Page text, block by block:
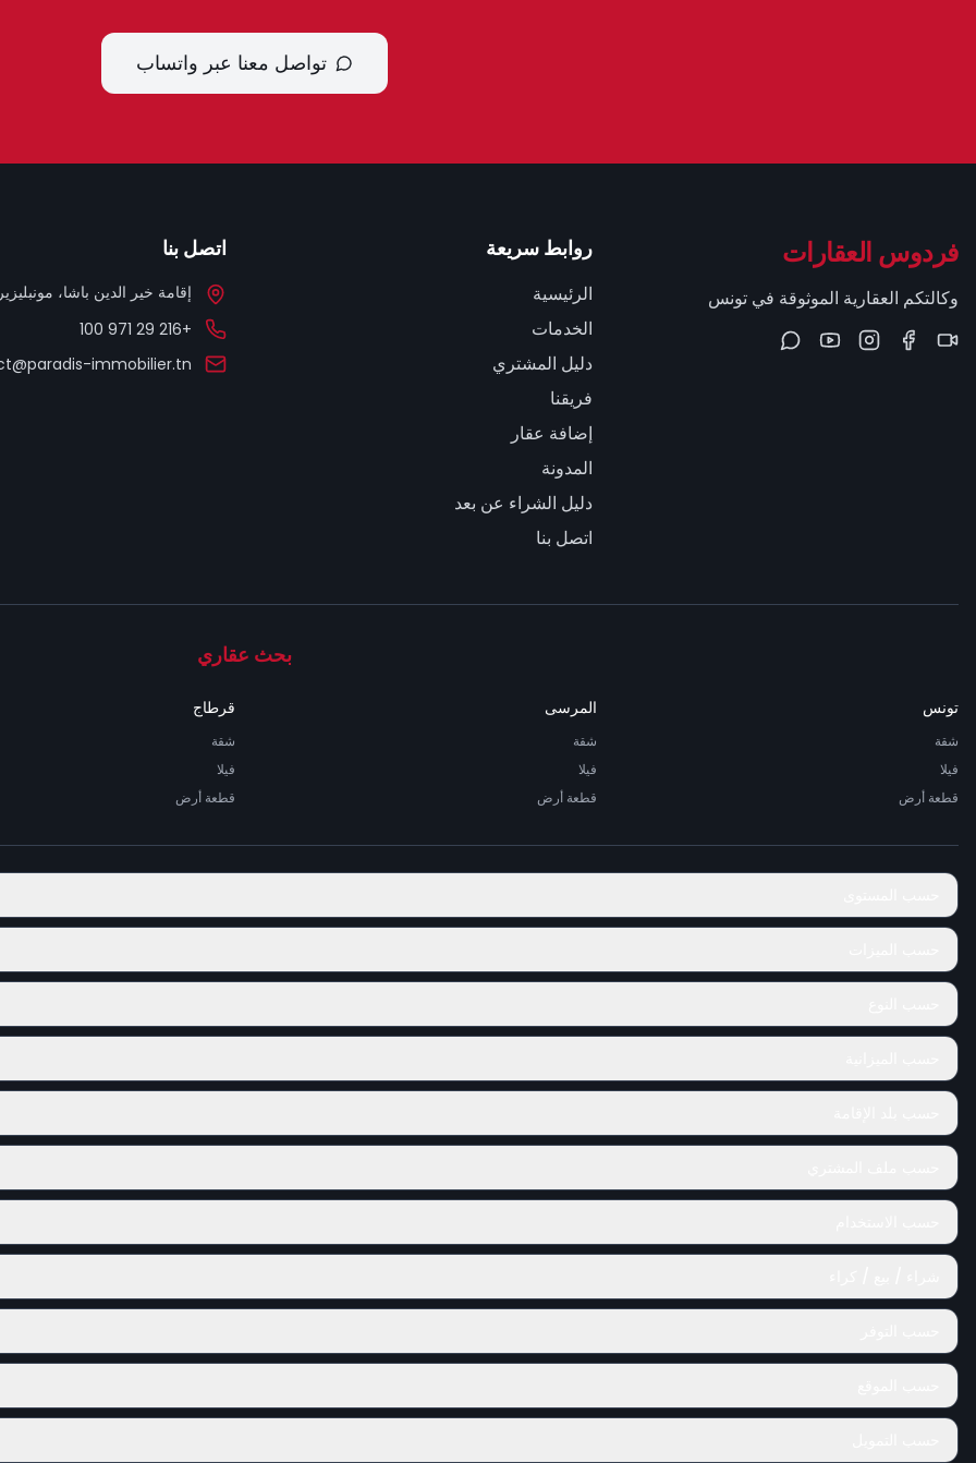
تواصل معنا عبر واتساب
فردوس العقارات
وكالتكم العقارية الموثوقة في تونس
روابط سريعة
الرئيسية
الخدمات
دليل المشتري
فريقنا
إضافة عقار
المدونة
دليل الشراء عن بعد
اتصل بنا
اتصل بنا
إقامة خير الدين باشا، مونبليزير،
+216 29 971 100
immobilier.tn
بحث عقاري
تونس
شقة
فيلا
قطعة أرض
المرسى
شقة
فيلا
قطعة أرض
قرطاج
شقة
فيلا
قطعة أرض